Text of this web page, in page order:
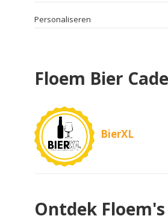
Personaliseren
Floem Bier
BierXL
Ontdek